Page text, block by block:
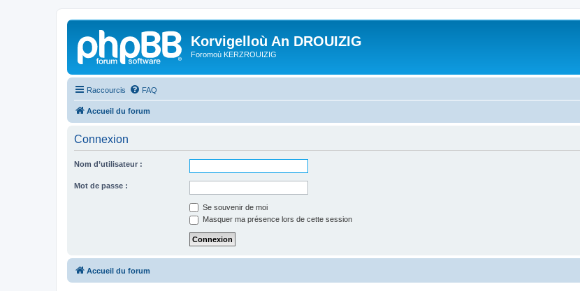
Korvigelloù An DROUIZIG
Foromoù KERZROUIZIG
Raccourcis FAQ
Accueil du forum
Connexion
Nom d’utilisateur :
Mot de passe :
Se souvenir de moi
Masquer ma présence lors de cette session
Accueil du forum